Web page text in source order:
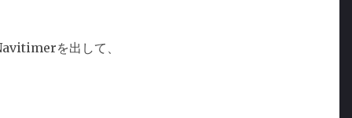
を出して、